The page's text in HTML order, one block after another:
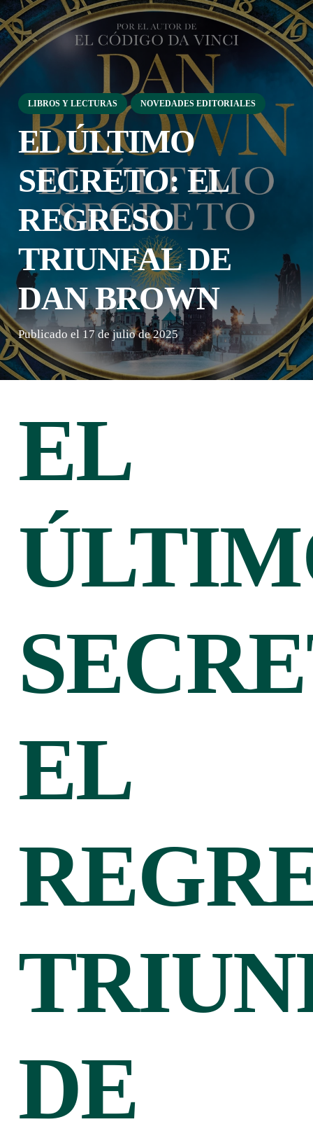
LIBROS Y LECTURAS NOVEDADES EDITORIALES
EL ÚLTIMO
SECRETO: EL
REGRESO
TRIUNFAL DE
DAN BROWN
Publicado el 17 de julio de 2025
EL
EL
DE